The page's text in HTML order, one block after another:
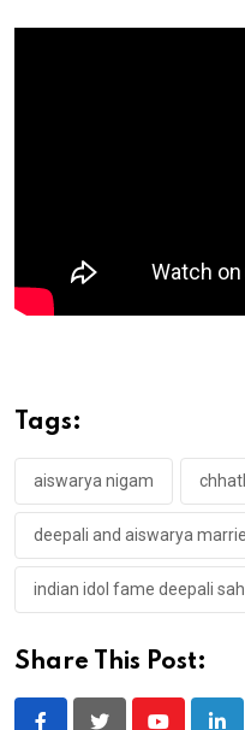
Tags:
aiswarya nigam
deepali and aiswarya
indian idol fame deepali
Share This Post: